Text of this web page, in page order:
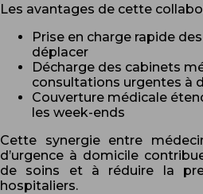
Les avantages de cette
Prise en charge rapide
déplacer
Décharge des cabinets
consultations urgentes à
Couverture médicale
les week-ends
Cette synergie entre
d’urgence à domicile
de soins et à réduire la
hospitaliers.